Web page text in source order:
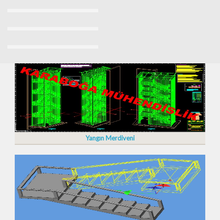
Yangın Merdiveni